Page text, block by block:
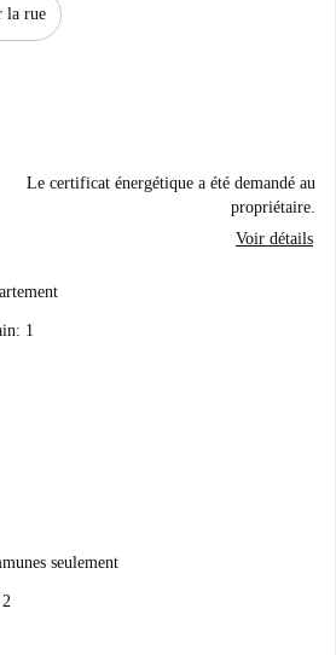
la rue
Le certificat énergétique a été demandé au
propriétaire.
Voir détails
1
seulement